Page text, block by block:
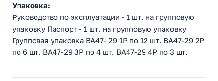
Упаковка:
Руководство по эксплуатации - 1 шт. на групповую
упаковку Паспорт - 1 шт. на групповую упаковку
Групповая упаковка ВА47- 29 1Р по 12 шт. ВА47-29 2Р
по 6 шт. ВА47-29 3Р по 4 шт. ВА47-29 4Р по 3 шт.